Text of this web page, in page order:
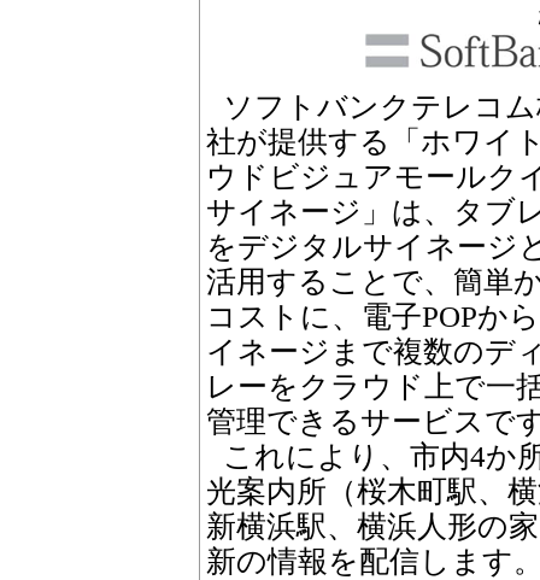
ソフトバンクテレコ
社が提供する「ホワイ
ウドビジュアモールク
サイネージ」は、タブ
をデジタルサイネージ
活用することで、簡単
コストに、電子POPか
イネージまで複数のデ
レーをクラウド上で一
管理できるサービスで
これにより、市内4か
光案内所（桜木町駅、
新横浜駅、横浜人形の
新の情報を配信します